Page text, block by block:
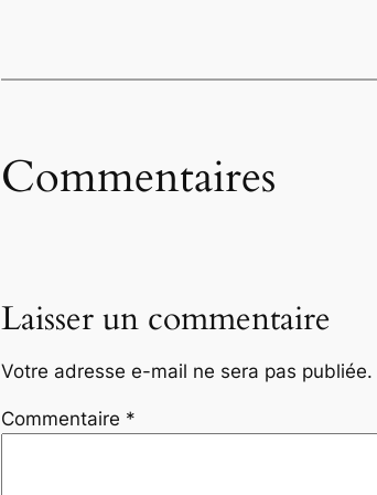
Commentaires
Laisser un commentaire
Votre adresse e-mail ne sera pas publiée.
Commentaire *